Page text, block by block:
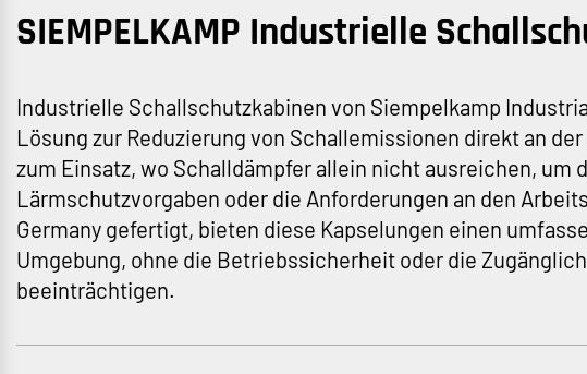
SIEMPELKAMP Industrielle
Industrielle Schallschutzkabinen von Siempelkamp
Lösung zur Reduzierung von Schallemissionen direkt an
zum Einsatz, wo Schalldämpfer allein nicht ausreichen, um
Lärmschutzvorgaben oder die Anforderungen an den
Germany gefertigt, bieten diese Kapselungen einen
Umgebung, ohne die Betriebssicherheit oder die
beeinträchtigen.